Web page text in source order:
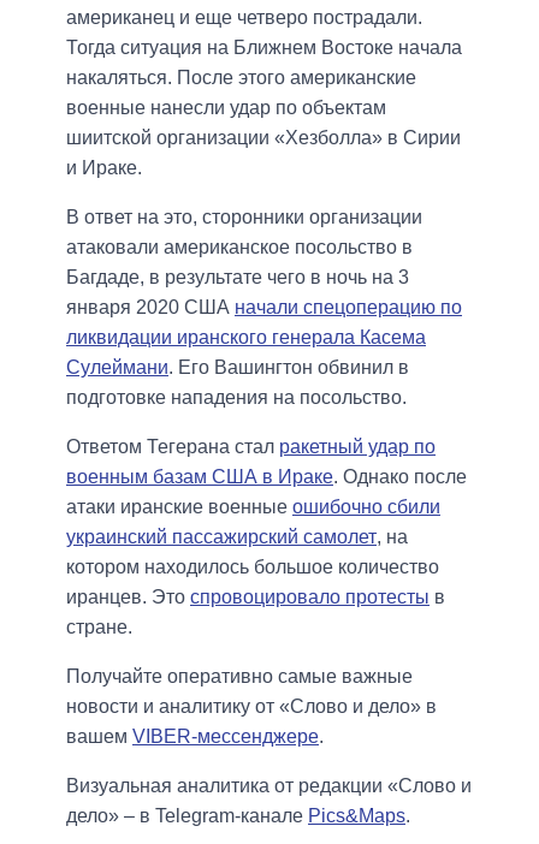
американец и еще четверо пострадали.
Тогда ситуация на Ближнем Востоке начала
накаляться. После этого американские
военные нанесли удар по объектам
шиитской организации «Хезболла» в Сирии
и Ираке.
В ответ на это, сторонники организации
атаковали американское посольство в
Багдаде, в результате чего в ночь на 3
января 2020 США начали спецоперацию по
ликвидации иранского генерала Касема
Сулеймани. Его Вашингтон обвинил в
подготовке нападения на посольство.
Ответом Тегерана стал ракетный удар по
военным базам США в Ираке. Однако после
атаки иранские военные ошибочно сбили
украинский пассажирский самолет, на
котором находилось большое количество
иранцев. Это спровоцировало протесты в
стране.
Получайте оперативно самые важные
новости и аналитику от «Слово и дело» в
вашем VIBER-мессенджере.
Визуальная аналитика от редакции «Слово и
дело» – в Telegram-канале Pics&Maps.